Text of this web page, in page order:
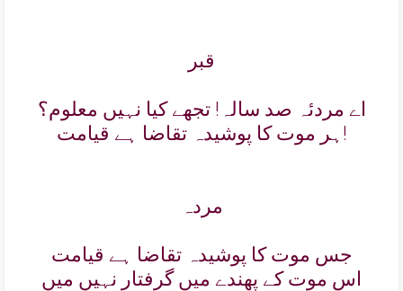
قبر
اے مردئہ صد سالہ! تجھے کيا نہيں معلوم؟
ہر موت کا پوشيدہ تقاضا ہے قيامت!
مردہ
جس موت کا پوشيدہ تقاضا ہے قيامت
اس موت کے پھندے ميں گرفتار نہيں ميں